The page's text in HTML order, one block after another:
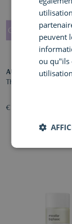
AUGUSTINUS BADER
The Cleansing Balm
€ 90,00
peuvent
ou qu"ils